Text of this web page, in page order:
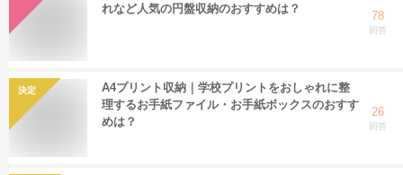
れなど人気の円盤収納のおすすめは？
78
回答
決定
A4プリント収納｜学校プリントをおしゃれに整
理するお手紙ファイル・お手紙ボックスのおすす
めは？
26
回答